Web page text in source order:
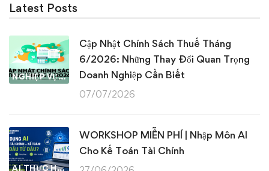
Latest Posts
NGHIỆP VỤ KẾ TOÁN & THUẾ
Cập Nhật Chính Sách Thuế Tháng
6/2026: Những Thay Đổi Quan Trọng
Doanh Nghiệp Cần Biết
07/07/2026
AI THỰC HÀNH
WORKSHOP MIỄN PHÍ | Nhập Môn AI
Cho Kế Toán Tài Chính